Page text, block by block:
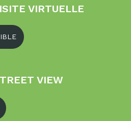
VIRTUELLE
VIEW